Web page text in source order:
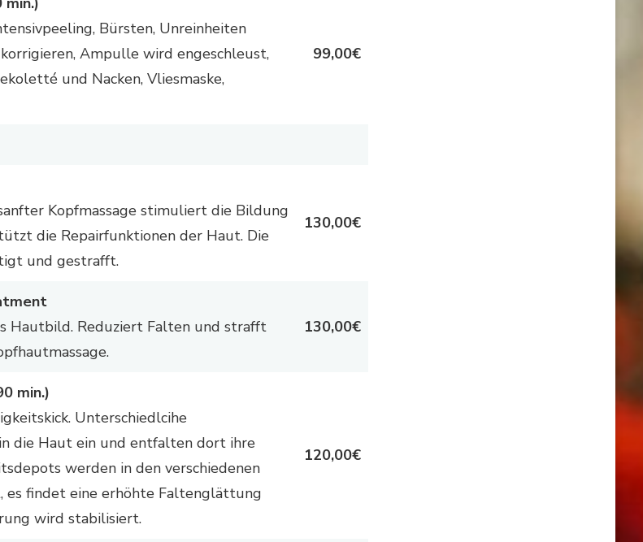
Bürsten, Unreinheiten
Ampulle wird engeschleust,
und Nacken, Vliesmaske,
99,00€
Kopfmassage stimuliert die Bildung
die Repairfunktionen der Haut. Die
und gestrafft.
130,00€
Hautbild. Reduziert Falten und strafft
130,00€
min.)
Unterschiedlcihe
die Haut ein und entfalten dort ihre
werden in den verschiedenen
es findet eine erhöhte Faltenglättung
wird stabilisiert.
120,00€